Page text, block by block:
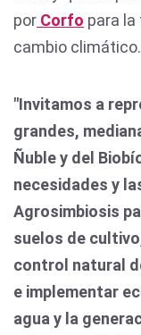
por Corfo para
cambio climático.
"Invitamos a
grandes,
Ñuble y del
necesidades y
Agrosimbiosis
suelos de
control natural
e implementar
agua y la